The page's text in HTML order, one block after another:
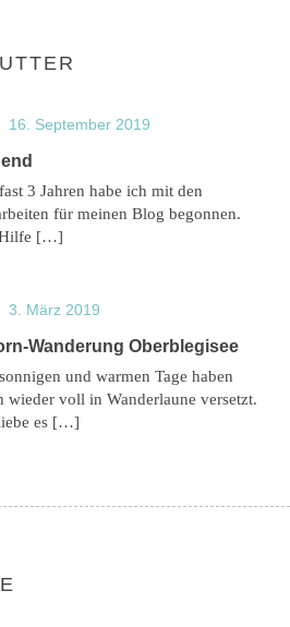
16. September 2019
3 Jahren habe ich mit den
für meinen Blog begonnen.
[…]
3. März 2019
Wanderung Oberblegisee
und warmen Tage haben
wieder voll in Wanderlaune versetzt.
es […]